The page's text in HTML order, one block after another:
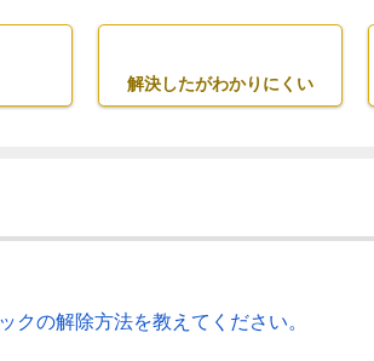
解決したがわかりにくい
クの解除方法を教えてください。